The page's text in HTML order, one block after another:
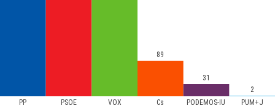
PP PSOE VOX Cs PODEMOS-IU PUM+J
89
31
2